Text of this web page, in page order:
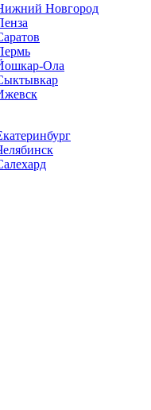
Новгород
Ола